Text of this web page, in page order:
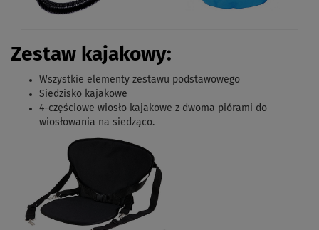
Zestaw kajakowy:
Wszystkie elementy zestawu podstawowego
Siedzisko kajakowe
4-częściowe wiosło kajakowe z dwoma piórami do
wiosłowania na siedząco.